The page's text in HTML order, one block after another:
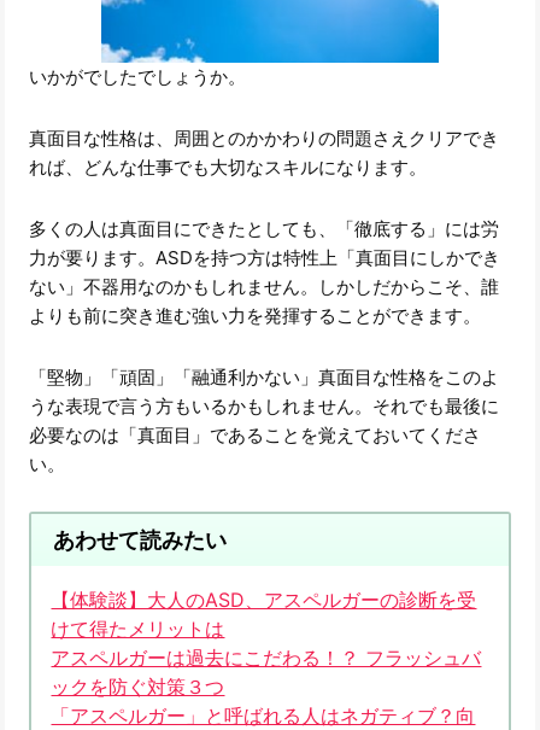
いかがでしたでしょうか。
真面目な性格は、周囲とのかかわりの問題さえクリアでき
れば、どんな仕事でも大切なスキルになります。
多くの人は真面目にできたとしても、「徹底する」には労
力が要ります。ASDを持つ方は特性上「真面目にしかでき
ない」不器用なのかもしれません。しかしだからこそ、誰
よりも前に突き進む強い力を発揮することができます。
「堅物」「頑固」「融通利かない」真面目な性格をこのよ
うな表現で言う方もいるかもしれません。それでも最後に
必要なのは「真面目」であることを覚えておいてくださ
い。
あわせて読みたい
【体験談】大人のASD、アスペルガーの診断を受
けて得たメリットは
アスペルガーは過去にこだわる！？ フラッシュバ
ックを防ぐ対策３つ
「アスペルガー」と呼ばれる人はネガティブ？向